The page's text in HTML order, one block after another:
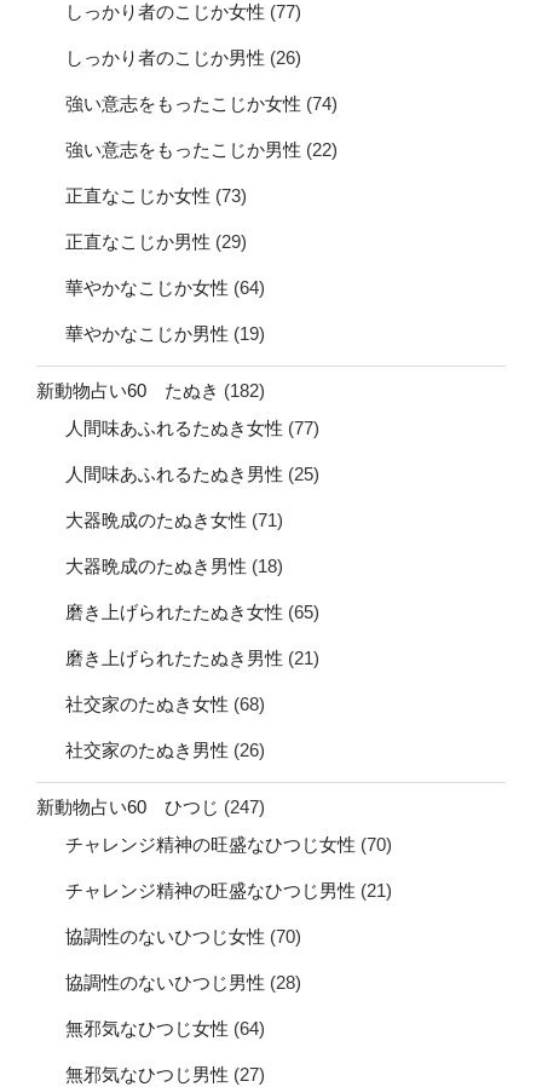
しっかり者のこじか女性 (77)
しっかり者のこじか男性 (26)
強い意志をもったこじか女性 (74)
強い意志をもったこじか男性 (22)
正直なこじか女性 (73)
正直なこじか男性 (29)
華やかなこじか女性 (64)
華やかなこじか男性 (19)
新動物占い60 たぬき (182)
人間味あふれるたぬき女性 (77)
人間味あふれるたぬき男性 (25)
大器晩成のたぬき女性 (71)
大器晩成のたぬき男性 (18)
磨き上げられたたぬき女性 (65)
磨き上げられたたぬき男性 (21)
社交家のたぬき女性 (68)
社交家のたぬき男性 (26)
新動物占い60 ひつじ (247)
チャレンジ精神の旺盛なひつじ女性 (70)
チャレンジ精神の旺盛なひつじ男性 (21)
協調性のないひつじ女性 (70)
協調性のないひつじ男性 (28)
無邪気なひつじ女性 (64)
無邪気なひつじ男性 (27)